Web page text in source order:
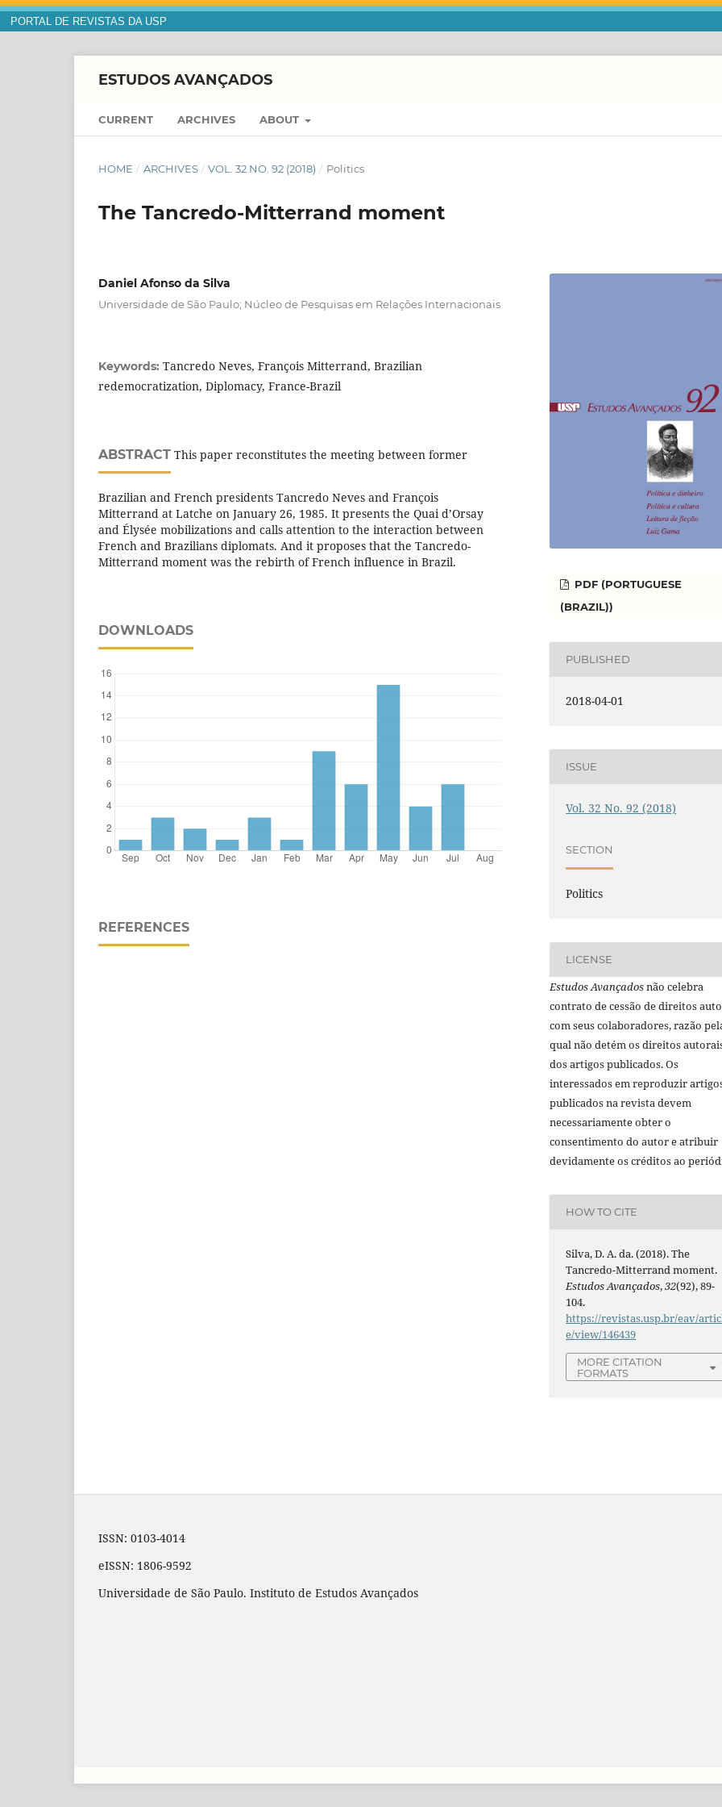
PORTAL DE REVISTAS DA USP
ESTUDOS AVANÇADOS
CURRENT ARCHIVES ABOUT
HOME / ARCHIVES / VOL. 32 NO. 92 (2018) / Politics
The Tancredo-Mitterrand moment
Daniel Afonso da Silva
Universidade de São Paulo; Núcleo de Pesquisas em Relações Internacionais
Keywords: Tancredo Neves, François Mitterrand, Brazilian
redemocratization, Diplomacy, France-Brazil
ABSTRACT This paper reconstitutes the meeting between former
Brazilian and French presidents Tancredo Neves and François
Mitterrand at Latche on January 26, 1985. It presents the Quai d’Orsay
and Élysée mobilizations and calls attention to the interaction between
French and Brazilians diplomats. And it proposes that the Tancredo-
Mitterrand moment was the rebirth of French influence in Brazil.
DOWNLOADS
REFERENCES
PDF (PORTUGUESE
(BRAZIL))
PUBLISHED
2018-04-01
ISSUE
Vol. 32 No. 92 (2018)
SECTION
Politics
LICENSE
Estudos Avançadosnão celebra
contrato de cessão de direitos
com seus colaboradores, razão
qual não detém os direitos
dos artigos publicados. Os
interessados em reproduzir
publicados na revista devem
necessariamente obter o
consentimento do autor e atribuir
devidamente os créditos ao
HOW TO CITE
Silva, D. A. da. (2018). The
Tancredo-Mitterrand moment.
Estudos Avançados,32(92), 89-
104.
https://revistas.usp.br/eav/
e/view/146439
MORE CITATION
FORMATS
ISSN: 0103-4014
eISSN: 1806-9592
Universidade de São Paulo. Instituto de Estudos Avançados